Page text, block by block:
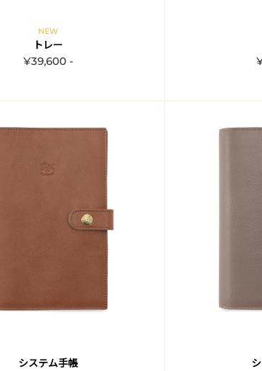
NEW
トレー
¥39,600 -
システム手帳